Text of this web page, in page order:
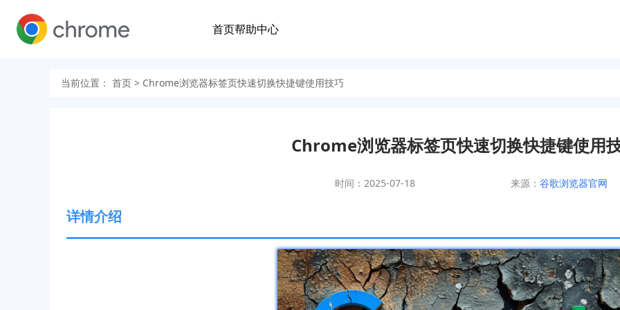
首页帮助中心
当前位置： 首页 > Chrome浏览器标签页快速切换快捷键使用技巧
Chrome浏览器标签页快速切换快捷键使用
时间：2025-07-18 来源： 谷歌浏览器官网
详情介绍